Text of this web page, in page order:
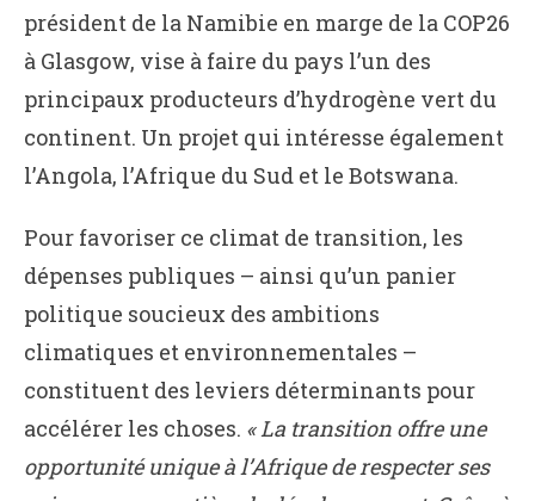
président de la Namibie en marge de la COP26
à Glasgow, vise à faire du pays l’un des
principaux producteurs d’hydrogène vert du
continent. Un projet qui intéresse également
l’Angola, l’Afrique du Sud et le Botswana.
Pour favoriser ce climat de transition, les
dépenses publiques – ainsi qu’un panier
politique soucieux des ambitions
climatiques et environnementales –
constituent des leviers déterminants pour
accélérer les choses. « La transition offre une
opportunité unique à l’Afrique de respecter ses